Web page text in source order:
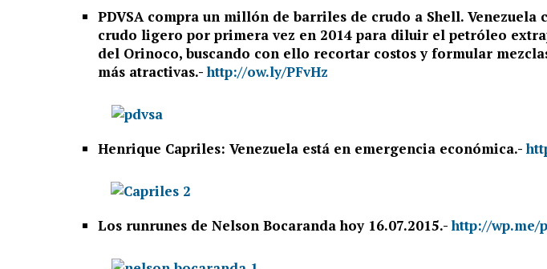
PDVSA compra un millón de barriles de crudo a Shell. Venezuela
crudo ligero por primera vez en 2014 para diluir el petróleo
del Orinoco, buscando con ello recortar costos y formular
más atractivas.-http://ow.ly/PFvHz
Henrique Capriles: Venezuela está en emergencia económica.-
Los runrunes de Nelson Bocaranda hoy 16.07.2015.-http://wp.me/